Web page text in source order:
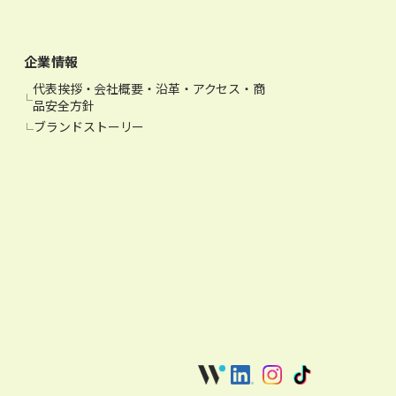
企業情報
代表挨拶・会社概要・沿革・アクセス・商
品安全方針
ブランドストーリー